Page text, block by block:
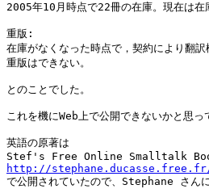
2005年10月時点で22冊の在庫。現在は在
重版:
在庫がなくなった時点で，契約により翻訳
重版はできない。
とのことでした。
これを機にWeb上で公開できないかと思っ
英語の原著は
http://stephane.ducasse.free.fr/
で公開されていたので、Stephane さん